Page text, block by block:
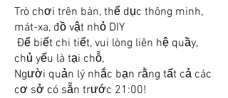
Trò chơi trên bàn, thể dục thông minh,
mát-xa, đồ vật nhỏ DIY
Để biết chi tiết, vui lòng liên hệ quầy,
chủ yếu là tại chỗ,
Người quản lý nhắc bạn rằng tất cả các
cơ sở có sẵn trước 21:00!